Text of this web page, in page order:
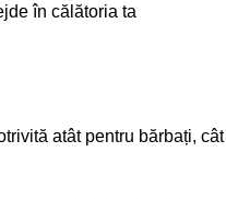
în călătoria ta
atât pentru bărbați, cât